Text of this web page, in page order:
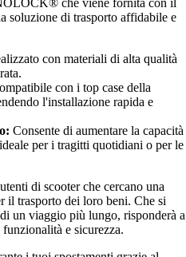
che viene fornita con il
soluzione di trasporto affidabile e
con materiali di alta qualità
con i top case della
l'installazione rapida e
Consente di aumentare la capacità
per i tragitti quotidiani o per le
di scooter che cercano una
il trasporto dei loro beni. Che si
un viaggio più lungo, risponderà a
e sicurezza.